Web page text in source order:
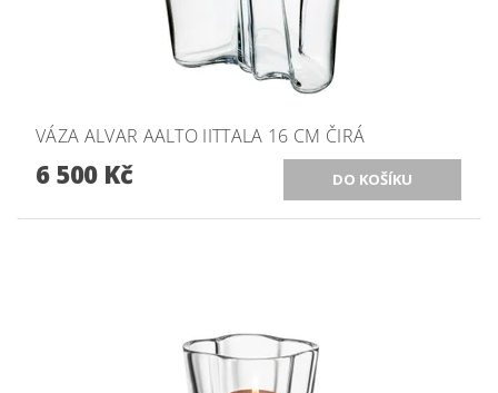
VÁZA ALVAR AALTO IITTALA 16 CM ČIRÁ
6 500 Kč